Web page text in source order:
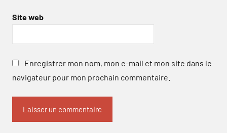
Site web
Enregistrer mon nom, mon e-mail et mon site dans le
navigateur pour mon prochain commentaire.